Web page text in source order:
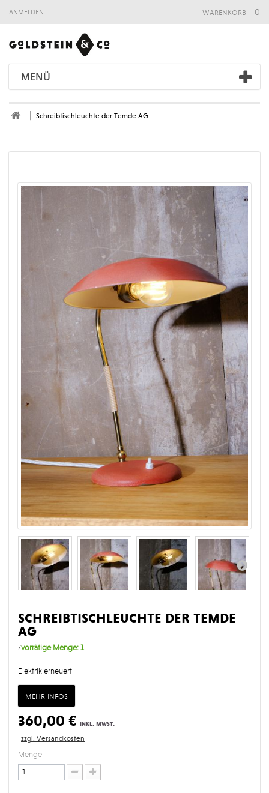
anmelden
MENÜ
warenkorb 0
Schreibtischleuchte der Temde AG
schreibtischleuchte der temde
ag
/vorrätige Menge: 1
Elektrik erneuert
mehr infos
360,00 € inkl. mwst.
zzgl. Versandkosten
Menge